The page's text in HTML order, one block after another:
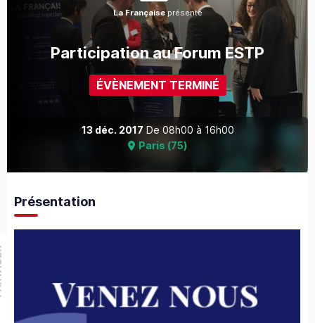
La Françaiseprésente
Participation au Forum ESTP
ÉVÈNEMENT TERMINÉ
13 déc. 2017 De 08h00 à 16h00
Paris (75)
Présentation